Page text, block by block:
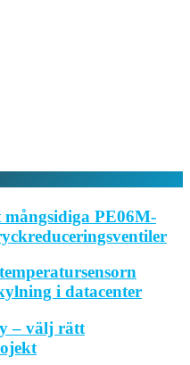
PE06M-
i datacenter
– välj rätt